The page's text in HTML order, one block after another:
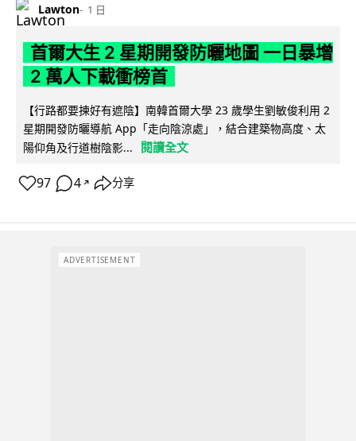
Lawton 1 日
首爾大生 2 星期開發防曬地圖 一日暴增
2 萬人下載衝榜首
【行路都要揀好有遮陰】南韓首爾大學 23 歲學生劉敏俊利用 2
星期開發防曬導航 App「走向陰涼處」，結合建築物高度、太
陽仰角及行道樹陰影...
閱讀全文
97 4 ↗ 分享
ADVERTISEMENT